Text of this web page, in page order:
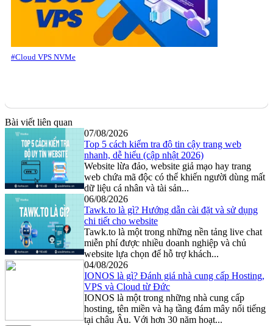
#Cloud VPS NVMe
Bài viết liên quan
07/08/2026
Top 5 cách kiểm tra độ tin cậy trang web
nhanh, dễ hiểu (cập nhật 2026)
Website lừa đảo, website giả mạo hay trang
web chứa mã độc có thể khiến người dùng mất
dữ liệu cá nhân và tài sản...
06/08/2026
Tawk.to là gì? Hướng dẫn cài đặt và sử dụng
chi tiết cho website
Tawk.to là một trong những nền tảng live chat
miễn phí được nhiều doanh nghiệp và chủ
website lựa chọn để hỗ trợ khách...
04/08/2026
IONOS là gì? Đánh giá nhà cung cấp Hosting,
VPS và Cloud từ Đức
IONOS là một trong những nhà cung cấp
hosting, tên miền và hạ tầng đám mây nổi tiếng
tại châu Âu. Với hơn 30 năm hoạt...